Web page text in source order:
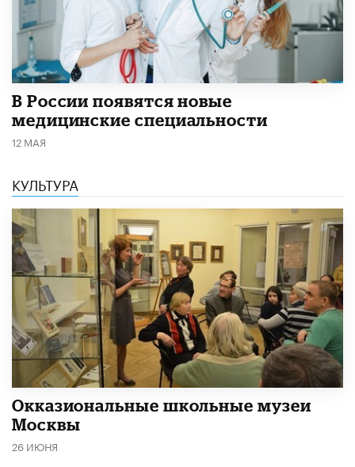
В России появятся новые
медицинские специальности
12 МАЯ
КУЛЬТУРА
​Окказиональные школьные музеи
Москвы
26 ИЮНЯ